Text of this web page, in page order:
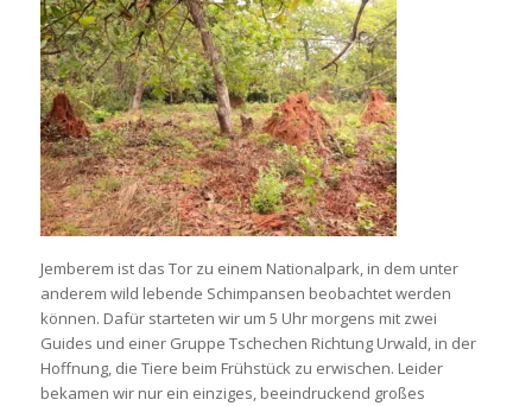
Jemberem ist das Tor zu einem Nationalpark, in dem unter
anderem wild lebende Schimpansen beobachtet werden
können. Dafür starteten wir um 5 Uhr morgens mit zwei
Guides und einer Gruppe Tschechen Richtung Urwald, in der
Hoffnung, die Tiere beim Frühstück zu erwischen. Leider
bekamen wir nur ein einziges, beeindruckend großes